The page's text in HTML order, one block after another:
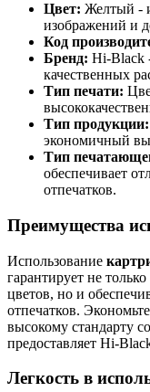
Цвет: Желтый -
изображений и
Код
Бренд: Hi-Black
качественных
Тип печати:
Тип продукции:
экономичный
Тип
обеспечивает
отпечатков.
Преимущества
Использование
гарантирует не
цветов, но и
отпечатков.
высокому стандарту
предоставляет Hi-
Легкость в